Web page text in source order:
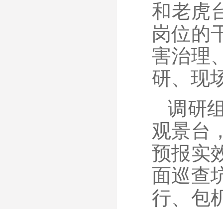
和老虎
岗位的
害治理
研、现
调研
观景台
预报实
面巡查
行、包